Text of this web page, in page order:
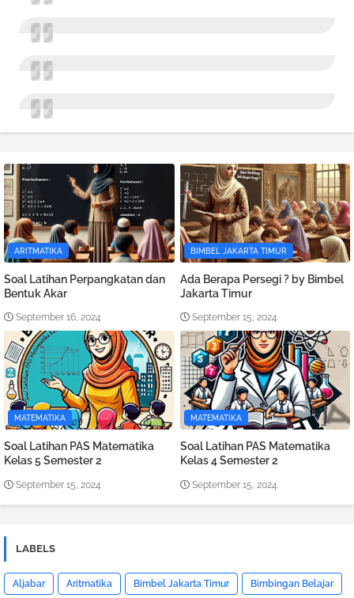
ARITMATIKA
Soal Latihan Perpangkatan dan
Bentuk Akar
September 16, 2024
BIMBEL JAKARTA TIMUR
Ada Berapa Persegi ? by Bimbel
Jakarta Timur
September 15, 2024
MATEMATIKA
Soal Latihan PAS Matematika
Kelas 5 Semester 2
September 15, 2024
MATEMATIKA
Soal Latihan PAS Matematika
Kelas 4 Semester 2
September 15, 2024
LABELS
Aljabar Aritmatika Bimbel Jakarta Timur Bimbingan Belajar